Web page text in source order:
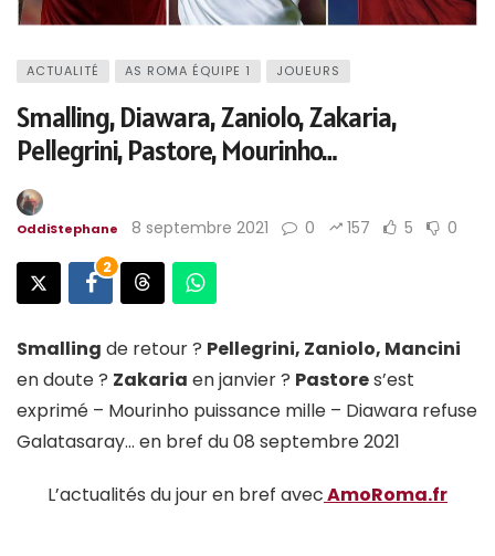
ACTUALITÉ AS ROMA ÉQUIPE 1 JOUEURS
Smalling, Diawara, Zaniolo, Zakaria,
Pellegrini, Pastore, Mourinho…
OddiStephane 8 septembre 2021 0 157 5 0
2
Smalling de retour ? Pellegrini, Zaniolo, Mancini
en doute ? Zakaria en janvier ? Pastores’est
exprimé – Mourinho puissance mille – Diawara refuse
Galatasaray… en bref du 08 septembre 2021
L’actualités du jour en bref avecAmoRoma.fr